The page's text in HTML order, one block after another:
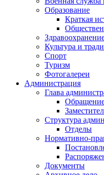
Образование
Краткая
Культура и
Спорт
Туризм
Фотогалереи
Администрация
Глава
Структура
Отделы
Нормативно-
Документы